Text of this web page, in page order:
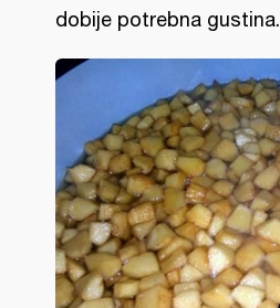
dobije potrebna gustina.